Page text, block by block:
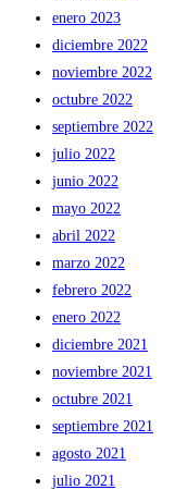
enero 2023
diciembre 2022
noviembre 2022
octubre 2022
septiembre 2022
julio 2022
junio 2022
mayo 2022
abril 2022
marzo 2022
febrero 2022
enero 2022
diciembre 2021
noviembre 2021
octubre 2021
septiembre 2021
agosto 2021
julio 2021